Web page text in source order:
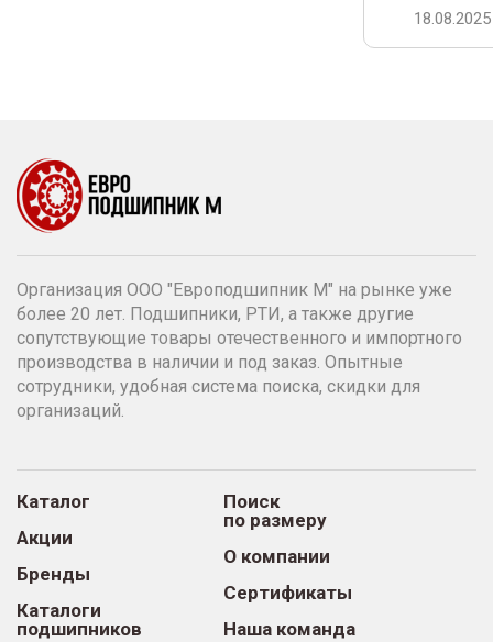
18.08.2025
Организация ООО "Европодшипник М" на рынке уже
более 20 лет. Подшипники, РТИ, а также другие
сопутствующие товары отечественного и импортного
производства в наличии и под заказ. Опытные
сотрудники, удобная система поиска, скидки для
организаций.
Каталог
Акции
Бренды
Каталоги
подшипников
Поиск
по размеру
О компании
Сертификаты
Наша команда